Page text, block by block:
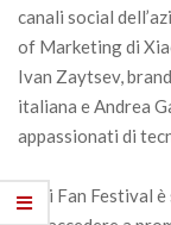
canali social
of Marketing di
Ivan Zaytsev,
italiana e Andrea
appassionati di
Il Mi Fan Festival